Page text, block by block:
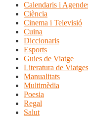
Calendaris i
Ciència
Cinema i Televisió
Cuina
Diccionaris
Esports
Guies de Viatge
Literatura de Viatges
Manualitats
Multimèdia
Poesia
Regal
Salut